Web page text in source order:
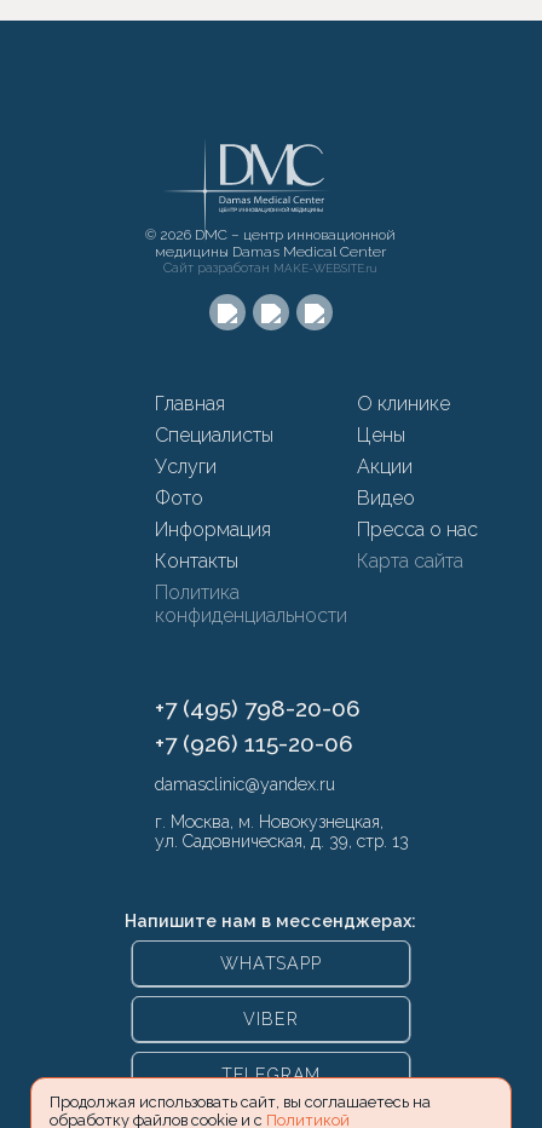
Продолжая использовать сайт, вы соглашаетесь на
обработку файлов cookie и с Политикой
© 2026 DMC – центр инновационной
медицины Damas Medical Center
Сайт разработан MAKE-WEBSITE.ru
Главная
О клинике
Специалисты
Цены
Услуги
Акции
Фото
Видео
Информация
Пресса о нас
Контакты
Карта сайта
Политика
конфиденциальности
+7 (495) 798-20-06
+7 (926) 115-20-06
damasclinic@yandex.ru
г. Москва, м. Новокузнецкая,
ул. Садовническая, д. 39, стр. 13
Напишите нам в мессенджерах:
WHATSAPP
VIBER
TELEGRAM